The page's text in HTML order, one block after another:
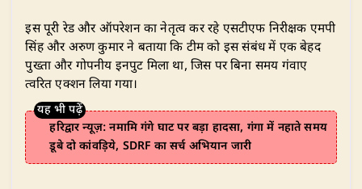
​इस पूरी रेड और ऑपरेशन का नेतृत्व कर रहे एसटीएफ निरीक्षक एमपी
सिंह और अरुण कुमार ने बताया कि टीम को इस संबंध में एक बेहद
पुख्ता और गोपनीय इनपुट मिला था, जिस पर बिना समय गंवाए
त्वरित एक्शन लिया गया।
हरिद्वार न्यूज़: नमामि गंगे घाट पर बड़ा हादसा, गंगा में नहाते समय
डूबे दो कांवड़िये, SDRF का सर्च अभियान जारी